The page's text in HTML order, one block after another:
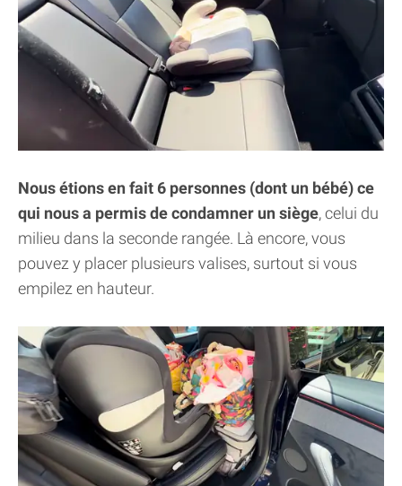
Nous étions en fait 6 personnes (dont un bébé) ce
qui nous a permis de condamner un siège, celui du
milieu dans la seconde rangée. Là encore, vous
pouvez y placer plusieurs valises, surtout si vous
empilez en hauteur.